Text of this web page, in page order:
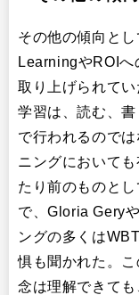
その他の傾向と
LearningやROIへ
取り上げられて
学習は、読む、
で行われるので
ニングにおいて
たり前のものと
で、Gloria Gery
ングの多くは
惧も聞かれた。
念は理解できて